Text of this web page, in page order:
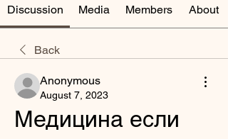
Discussion Media Members About
Back
Anonymous
August 7, 2023
Медицина если